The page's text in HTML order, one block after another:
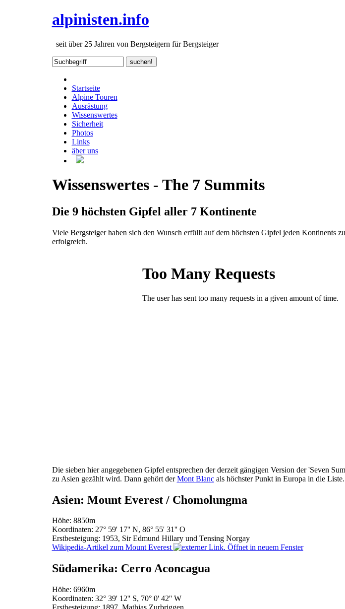
alpinisten.info
seit über 25 Jahren von Bergsteigern für Bergsteiger
Startseite
Alpine Touren
Ausrästung
Wissenswertes
Sicherheit
Photos
Links
äber uns
Wissenswertes - The 7 Summits
Die 9 höchsten Gipfel aller 7 Kontinente
Viele Bergsteiger haben sich den Wunsch erfüllt auf dem höchsten Gipfel jeden Kontinents
erfolgreich.
Die sieben hier angegebenen Gipfel entsprechen der derzeit gängigen Version der 'Seven
zu Asien gezählt wird. Dann gehört derMont Blancals höchster Punkt in Europa in die Liste.
Asien: Mount Everest / Chomolungma
Höhe: 8850m
Koordinaten: 27° 59' 17'' N, 86° 55' 31'' O
Erstbesteigung: 1953, Sir Edmund Hillary und Tensing Norgay
Wikipedia-Artikel zum Mount Everest
Südamerika: Cerro Aconcagua
Höhe: 6960m
Koordinaten: 32° 39' 12'' S, 70° 0' 42'' W